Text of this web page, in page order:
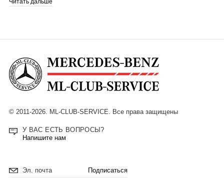
также провести диагностику и решить любые проблемы, связанные
© 2011-2026. ML-CLUB-SERVICE. Все права защищены
У ВАС ЕСТЬ ВОПРОСЫ?
Напишите нам
Подписаться